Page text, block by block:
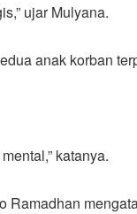
ujar Mulyana.
anak korban
katanya.